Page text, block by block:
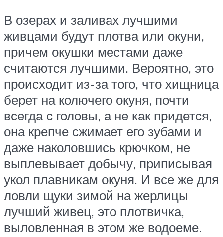
В озерах и заливах лучшими
живцами будут плотва или окуни,
причем окушки местами даже
считаются лучшими. Вероятно, это
происходит из-за того, что хищница
берет на колючего окуня, почти
всегда с головы, а не как придется,
она крепче сжимает его зубами и
даже наколовшись крючком, не
выплевывает добычу, приписывая
укол плавникам окуня. И все же для
ловли щуки зимой на жерлицы
лучший живец, это плотвичка,
выловленная в этом же водоеме.